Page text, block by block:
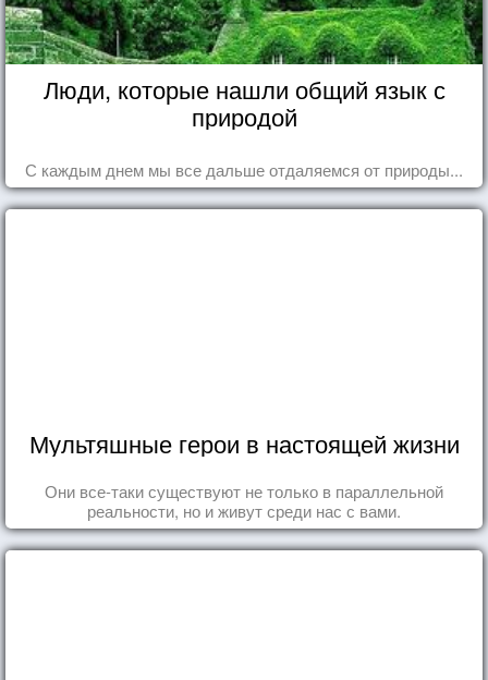
Люди, которые нашли общий язык с
природой
С каждым днем мы все дальше отдаляемся от природы...
Мультяшные герои в настоящей жизни
Они все-таки существуют не только в параллельной
реальности, но и живут среди нас с вами.